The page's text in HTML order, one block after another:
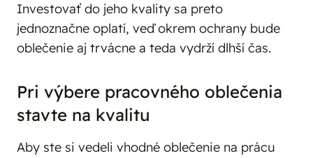
Investovať do jeho kvality sa preto
jednoznačne oplatí, veď okrem ochrany bude
oblečenie aj trvácne a teda vydrží dlhší čas.
Pri výbere pracovného oblečenia
stavte na kvalitu
Aby ste si vedeli vhodné oblečenie na prácu